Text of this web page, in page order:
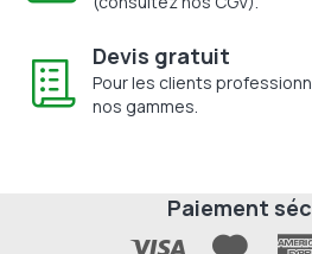
Devis gratuit
Pour les clients
nos gammes.
Paiement